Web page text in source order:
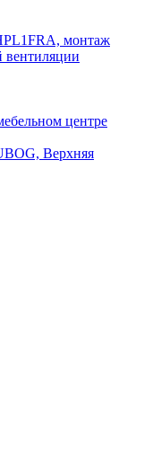
монтаж
центре
Верхняя